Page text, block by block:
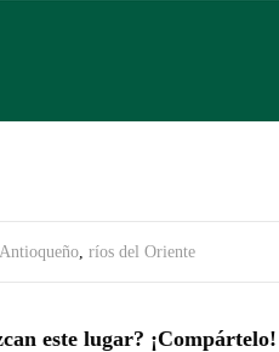
, ríos del Oriente
este lugar? ¡Compártelo!